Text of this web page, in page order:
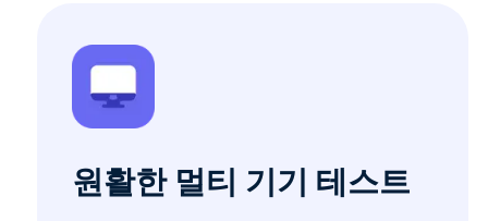
원활한 멀티 기기 테스트